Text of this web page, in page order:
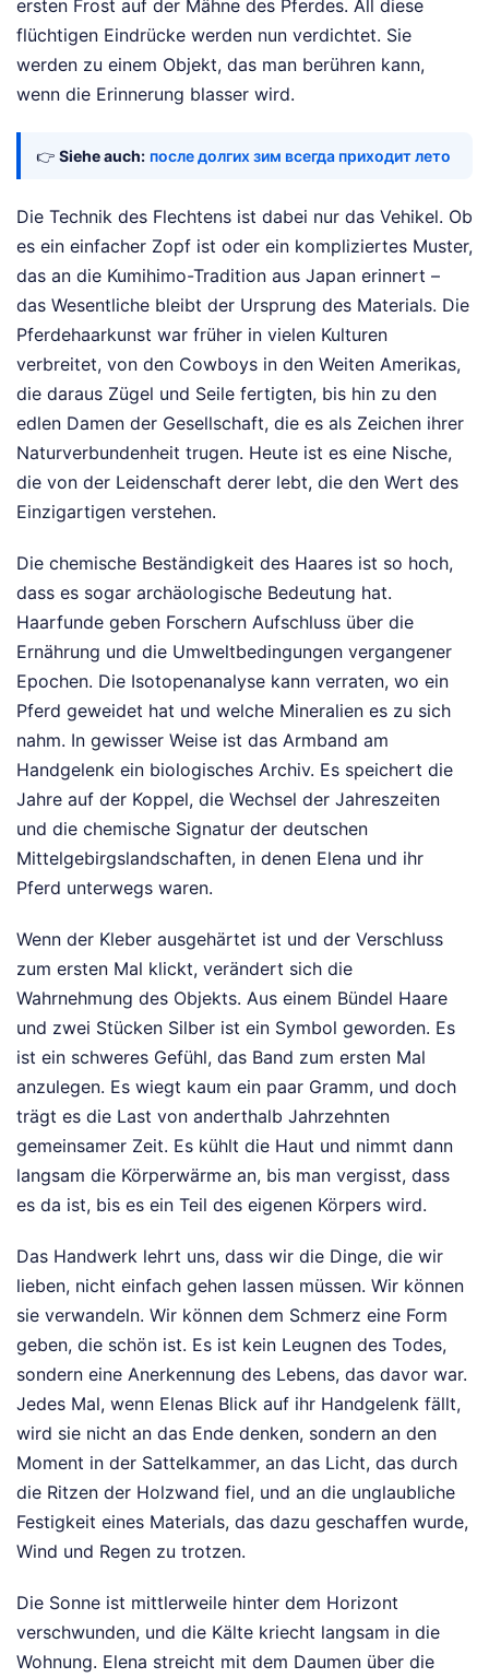
ersten Frost auf der Mähne des Pferdes. All diese
flüchtigen Eindrücke werden nun verdichtet. Sie
werden zu einem Objekt, das man berühren kann,
wenn die Erinnerung blasser wird.
👉 Siehe auch: после долгих зим всегда приходит лето
Die Technik des Flechtens ist dabei nur das Vehikel. Ob
es ein einfacher Zopf ist oder ein kompliziertes Muster,
das an die Kumihimo-Tradition aus Japan erinnert –
das Wesentliche bleibt der Ursprung des Materials. Die
Pferdehaarkunst war früher in vielen Kulturen
verbreitet, von den Cowboys in den Weiten Amerikas,
die daraus Zügel und Seile fertigten, bis hin zu den
edlen Damen der Gesellschaft, die es als Zeichen ihrer
Naturverbundenheit trugen. Heute ist es eine Nische,
die von der Leidenschaft derer lebt, die den Wert des
Einzigartigen verstehen.
Die chemische Beständigkeit des Haares ist so hoch,
dass es sogar archäologische Bedeutung hat.
Haarfunde geben Forschern Aufschluss über die
Ernährung und die Umweltbedingungen vergangener
Epochen. Die Isotopenanalyse kann verraten, wo ein
Pferd geweidet hat und welche Mineralien es zu sich
nahm. In gewisser Weise ist das Armband am
Handgelenk ein biologisches Archiv. Es speichert die
Jahre auf der Koppel, die Wechsel der Jahreszeiten
und die chemische Signatur der deutschen
Mittelgebirgslandschaften, in denen Elena und ihr
Pferd unterwegs waren.
Wenn der Kleber ausgehärtet ist und der Verschluss
zum ersten Mal klickt, verändert sich die
Wahrnehmung des Objekts. Aus einem Bündel Haare
und zwei Stücken Silber ist ein Symbol geworden. Es
ist ein schweres Gefühl, das Band zum ersten Mal
anzulegen. Es wiegt kaum ein paar Gramm, und doch
trägt es die Last von anderthalb Jahrzehnten
gemeinsamer Zeit. Es kühlt die Haut und nimmt dann
langsam die Körperwärme an, bis man vergisst, dass
es da ist, bis es ein Teil des eigenen Körpers wird.
Das Handwerk lehrt uns, dass wir die Dinge, die wir
lieben, nicht einfach gehen lassen müssen. Wir können
sie verwandeln. Wir können dem Schmerz eine Form
geben, die schön ist. Es ist kein Leugnen des Todes,
sondern eine Anerkennung des Lebens, das davor war.
Jedes Mal, wenn Elenas Blick auf ihr Handgelenk fällt,
wird sie nicht an das Ende denken, sondern an den
Moment in der Sattelkammer, an das Licht, das durch
die Ritzen der Holzwand fiel, und an die unglaubliche
Festigkeit eines Materials, das dazu geschaffen wurde,
Wind und Regen zu trotzen.
Die Sonne ist mittlerweile hinter dem Horizont
verschwunden, und die Kälte kriecht langsam in die
Wohnung. Elena streicht mit dem Daumen über die